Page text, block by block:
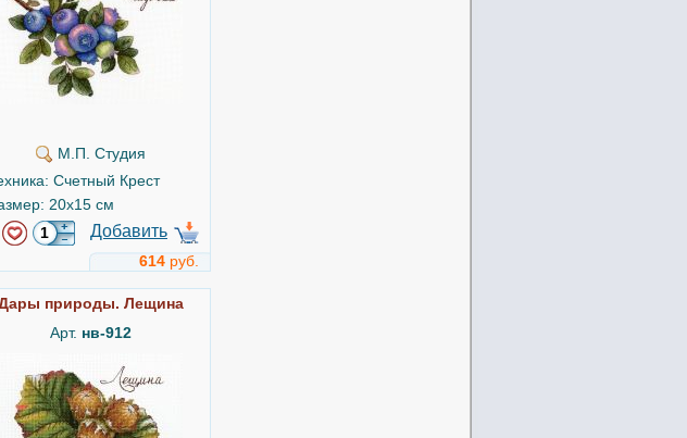
М.П. Студия
Счетный Крест
20x15 см
Добавить
614 руб.
природы. Лещина
Арт. нв-912